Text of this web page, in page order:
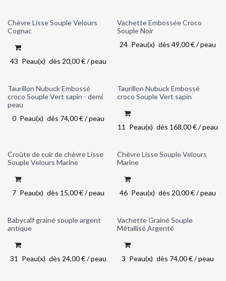
Chèvre Lisse Souple Velours
Cognac
43 Peau(x) dès 20,00€/peau
Vachette Embossée Croco
Souple Noir
24 Peau(x) dès 49,00€/peau
Out of stock
Taurillon Nubuck Embossé
croco Souple Vert sapin - demi
peau
0 Peau(x) dès 74,00€/peau
Taurillon Nubuck Embossé
croco Souple Vert sapin
11 Peau(x) dès 168,00€/peau
Croûte de cuir de chèvre Lisse
Souple Velours Marine
7 Peau(x) dès 15,00€/peau
Chèvre Lisse Souple Velours
Marine
46 Peau(x) dès 20,00€/peau
Babycalf grainé souple argent
antique
31 Peau(x) dès 24,00€/peau
Vachette Grainé Souple
Métallisé Argenté
3 Peau(x) dès 74,00€/peau